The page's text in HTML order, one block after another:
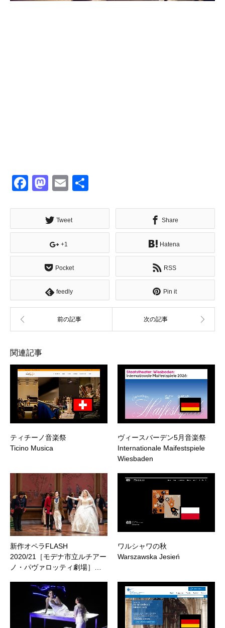
Facebook
Mastodon
Email
Tweet Share
+1 Hatena
Pocket RSS
feedly Pin it
関連記事
ティチーノ音楽祭
Ticino Musica
ヴィースバーデン5月音楽祭
Internationale Maifestspiele
Wiesbaden
新作オペラFLASH
2020/21［モデナ市立ルチアー
ノ・パヴァロッティ劇場］…
ワルシャワの秋
Warszawska Jesień